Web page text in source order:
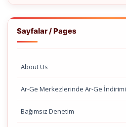
Sayfalar / Pages
About Us
Ar-Ge Merkezlerinde Ar-Ge İndirimi
Bağımsız Denetim